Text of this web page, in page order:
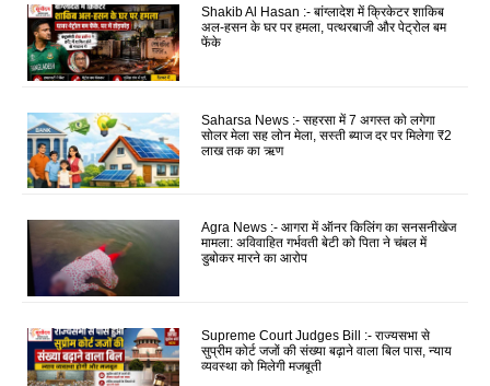
Shakib Al Hasan :- बांग्लादेश में क्रिकेटर शाकिब
अल-हसन के घर पर हमला, पत्थरबाजी और पेट्रोल बम
फेंके
Saharsa News :- सहरसा में 7 अगस्त को लगेगा
सोलर मेला सह लोन मेला, सस्ती ब्याज दर पर मिलेगा ₹2
लाख तक का ऋण
Agra News :- आगरा में ऑनर किलिंग का सनसनीखेज
मामला: अविवाहित गर्भवती बेटी को पिता ने चंबल में
डुबोकर मारने का आरोप
Supreme Court Judges Bill :- राज्यसभा से
सुप्रीम कोर्ट जजों की संख्या बढ़ाने वाला बिल पास, न्याय
व्यवस्था को मिलेगी मजबूती